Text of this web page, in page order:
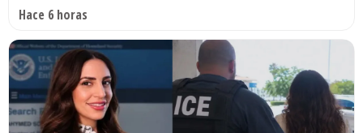
Hace 6 horas